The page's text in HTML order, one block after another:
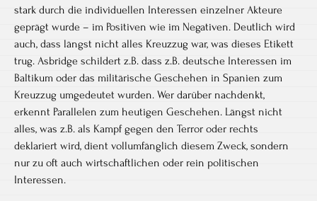
stark durch die individuellen Interessen einzelner Akteure
geprägt wurde – im Positiven wie im Negativen. Deutlich wird
auch, dass längst nicht alles Kreuzzug war, was dieses Etikett
trug. Asbridge schildert z.B. dass z.B. deutsche Interessen im
Baltikum oder das militärische Geschehen in Spanien zum
Kreuzzug umgedeutet wurden. Wer darüber nachdenkt,
erkennt Parallelen zum heutigen Geschehen. Längst nicht
alles, was z.B. als Kampf gegen den Terror oder rechts
deklariert wird, dient vollumfänglich diesem Zweck, sondern
nur zu oft auch wirtschaftlichen oder rein politischen
Interessen.